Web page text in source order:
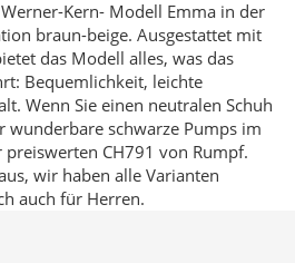
Kern- Modell Emma in der
braun-beige. Ausgestattet mit
das Modell alles, was das
Bequemlichkeit, leichte
Wenn Sie einen neutralen Schuh
wunderbare schwarze Pumps im
preiswerten CH791 von Rumpf.
wir haben alle Varianten
auch für Herren.